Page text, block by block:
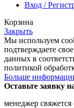
Вход /
Корзина
Закрыть
Мы используем
подтверждаете
данных в
политикой
Больше
Оставьте заявку
менеджер